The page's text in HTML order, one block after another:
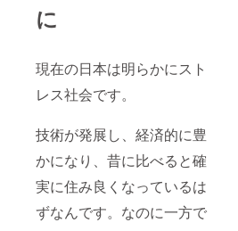
に
現在の日本は明らかにスト
レス社会です。
技術が発展し、経済的に豊
かになり、昔に比べると確
実に住み良くなっているは
ずなんです。なのに一方で